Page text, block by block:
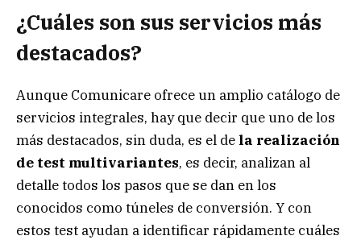
¿Cuáles son sus servicios más
destacados?
Aunque Comunicare ofrece un amplio catálogo de
servicios integrales, hay que decir que uno de los
más destacados, sin duda, es el de la realización
de test multivariantes, es decir, analizan al
detalle todos los pasos que se dan en los
conocidos como túneles de conversión. Y con
estos test ayudan a identificar rápidamente cuáles